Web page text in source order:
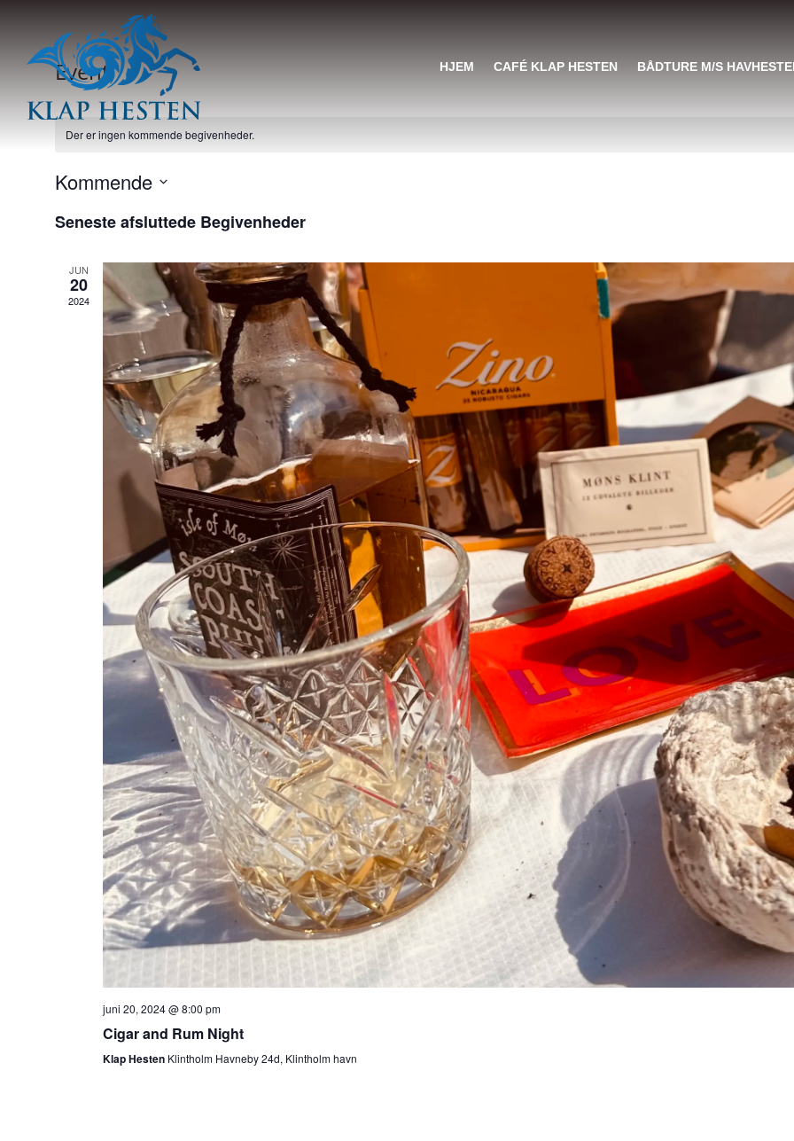
HJEM CAFÉ KLAP HESTEN BÅDTURE M/S
Event
Der er ingen kommende begivenheder.
Kommende
dato.
Seneste afsluttede Begivenheder
JUN
20
2024
juni 20, 2024 @ 8:00 pm
Cigar and Rum Night
Klap Hesten Klintholm Havneby 24d, Klintholm havn